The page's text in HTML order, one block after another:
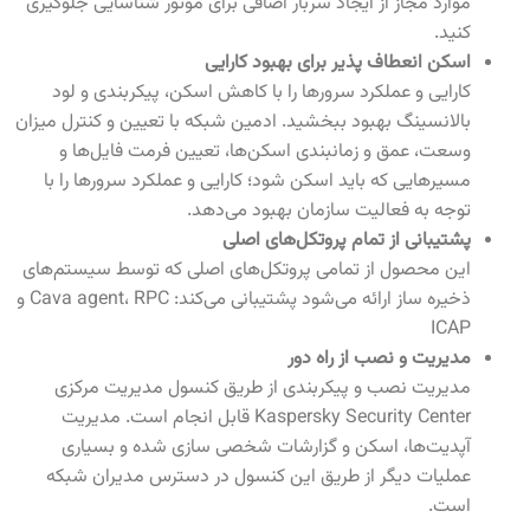
کنید.
اسکن انعطاف پذیر برای بهبود کارایی
کارایی و عملکرد سرورها را با کاهش اسکن، پیکربندی و لود
بالانسینگ بهبود ببخشید. ادمین شبکه با تعیین و کنترل میزان
وسعت، عمق و زمانبندی اسکن‌ها، تعیین فرمت فایل‌ها و
مسیرهایی که باید اسکن شود؛ کارایی و عملکرد سرورها را با
توجه به فعالیت سازمان بهبود می‌دهد.
پشتیبانی از تمام پروتکل‌های اصلی
این محصول از تمامی پروتکل‌های اصلی که توسط سیستم‌های
ذخیره ساز ارائه می‌شود پشتیبانی می‌کند: Cava agent، RPC و
ICAP
مدیریت و نصب از راه دور
مدیریت نصب و پیکربندی از طریق کنسول مدیریت مرکزی
Kaspersky Security Center قابل انجام است. مدیریت
آپدیت‌ها، اسکن و گزارشات شخصی سازی شده و بسیاری
عملیات دیگر از طریق این کنسول در دسترس مدیران شبکه
است.